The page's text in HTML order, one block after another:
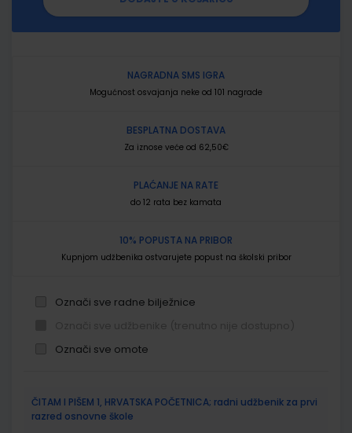
NAGRADNA SMS IGRA
Mogućnost osvajanja neke od 101 nagrade
BESPLATNA DOSTAVA
Za iznose veće od 62,50€
PLAĆANJE NA RATE
do 12 rata bez kamata
10% POPUSTA NA PRIBOR
Kupnjom udžbenika ostvarujete popust na školski pribor
Označi sve radne bilježnice
Označi sve omote
proizvodi
ČITAM I PIŠEM 1, HRVATSKA POČETNICA; radni udžbenik za prvi
razred osnovne škole